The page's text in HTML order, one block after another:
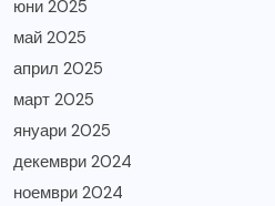
юни 2025
май 2025
април 2025
март 2025
януари 2025
декември 2024
ноември 2024